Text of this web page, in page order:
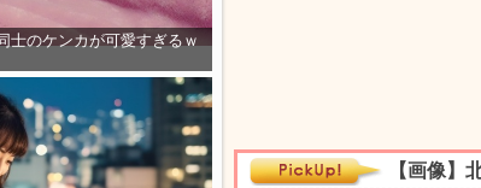
士のケンカが可愛すぎるｗ